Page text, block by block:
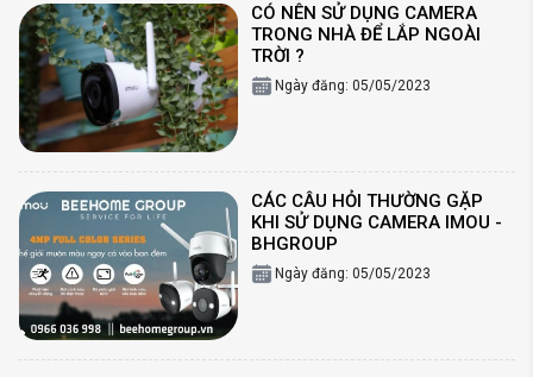
CÓ NÊN SỬ DỤNG CAMERA
TRONG NHÀ ĐỂ LẮP NGOÀI
TRỜI ?
Ngày đăng: 05/05/2023
CÁC CÂU HỎI THƯỜNG GẶP
KHI SỬ DỤNG CAMERA IMOU -
BHGROUP
Ngày đăng: 05/05/2023